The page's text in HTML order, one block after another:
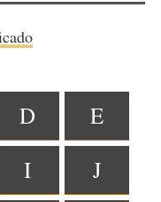
D
E
I
J